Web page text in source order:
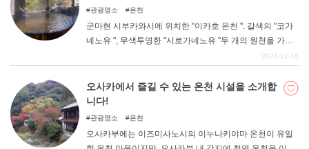
USD
DEEPLOG란
개인 정보보호
문의
관광명소 온천
군마현 시부카와시에 위치한 "이카호 온천 ". 갈색의 "코가
네노유 ", 무색투명한 "시로가네노유 "두 개의 원천을 가진
인기 온천지입니다. 먹거리를 즐길 수 있는 가게가 늘어선
의 발상지라고도 한다. 그런 이카호에서 숙박한다면 역시
온천에 천천히 몸을 담그고 싶을 것이다. 이번 기사에서는
'대절 목욕탕이 있는 숙소'를 정리해 보았다.
2024-12-18
오사카에서 즐길 수 있는 온천 시설을 소개합
니다!
관광명소 온천
오사카부에는 이즈미사노시의 이누나키야마 온천이 유일